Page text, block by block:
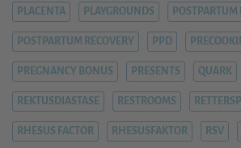
PLACENTA PLAYGROUNDS POSTPARTUM
POSTPARTUM RECOVERY PPD
PREGNANCY BONUS PRESENTS QUARK
REKTUSDIASTASE RESTROOMS
RHESUS FACTOR RHESUSFAKTOR RSV